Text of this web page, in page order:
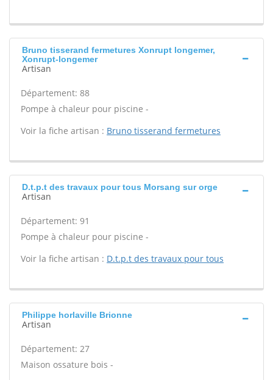
Bruno tisserand fermetures Xonrupt longemer,
Xonrupt-longemer
Artisan
Département: 88
Pompe à chaleur pour piscine -
Voir la fiche artisan : Bruno tisserand fermetures
D.t.p.t des travaux pour tous Morsang sur orge
Artisan
Département: 91
Pompe à chaleur pour piscine -
Voir la fiche artisan : D.t.p.t des travaux pour tous
Philippe horlaville Brionne
Artisan
Département: 27
Maison ossature bois -